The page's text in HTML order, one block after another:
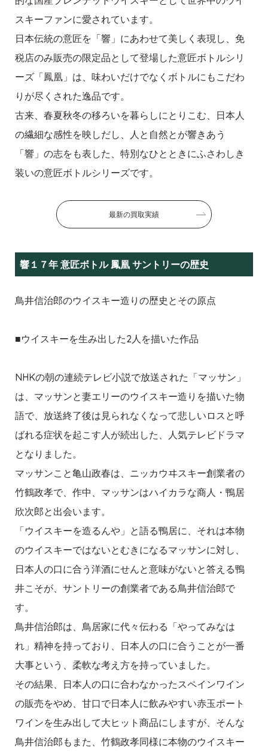
スキーファンに愛されています。
日本伝統の意匠を「響」にあわせて美しく表現し、免
税店のみ販売の限定品として登場した意匠ボトルシリ
ーズ「鳳凰」は、味わいだけでなくボトルにもこだわ
りが尽くされた逸品です。
古来、春夏秋冬の移ろいを暮らしにとりこむ、日本人
の繊細な感性を映しだし、人と自然とが響きあう
「響」の志をも表した、特別なひとときにふさわしき
装いの意匠ボトルシリーズです。
最新の買取実績
響１７年 意匠ボトル 鳳凰 サントリーの歴史
鳥井信治郎のウイスキー造りの歴史とその原点
■ウイスキーを生み出した2人を描いた作品
NHKの朝の連続テレビ小説で放送された「マッサン」
は、マッサンと妻エリーのウイスキー造りを描いた物
語で、放送終了後は見られなくなって悲しいロスと呼
ばれる症状を起こす人が続出した、人気テレビドラマ
となりました。
マッサンこと亀山政春は、ニッカウヰスキー創業者の
竹鶴政孝で、作中、マッサンはハイカラな商人・鴨居
欣次郎と出会います。
「ウイスキーを造るんや」と語る鴨居に、それは本物
のウイスキーではないとむきになるマッサンに対し、
日本人の口に合う洋酒にせんと意味がないと答える鴨
井こそが、サントリーの創業者である鳥井信治郎で
す。
鳥井信治郎は、鳥居家に代々伝わる「やってみなは
れ」精神を持っており、日本人の口に合うことが一番
大事という、柔軟な考え方を持っていました。
その結果、日本人の口に合わなかったスペインワイン
の販売をやめ、甘口で日本人に飲みやすい赤玉ポート
ワインを生み出して大ヒット商品にしますが、そんな
鳥井信治郎もまた、竹鶴政孝同様に本物のウイスキー